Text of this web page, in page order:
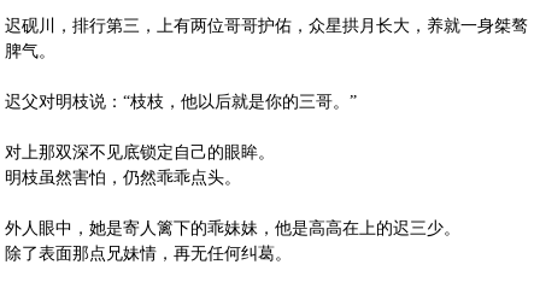
迟砚川，排行第三，上有两位哥哥护佑，众星拱月长大，养就一身桀骜
脾气。
迟父对明枝说：“枝枝，他以后就是你的三哥。”
对上那双深不见底锁定自己的眼眸。
明枝虽然害怕，仍然乖乖点头。
外人眼中，她是寄人篱下的乖妹妹，他是高高在上的迟三少。
除了表面那点兄妹情，再无任何纠葛。